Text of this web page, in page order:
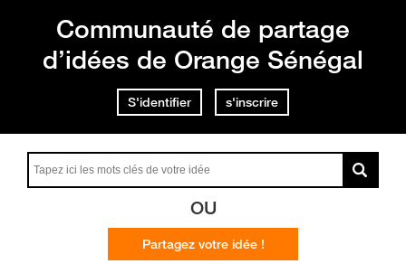
Communauté de partage
d’idées de Orange Sénégal
S'identifier s'inscrire
OU
Partagez votre idée !